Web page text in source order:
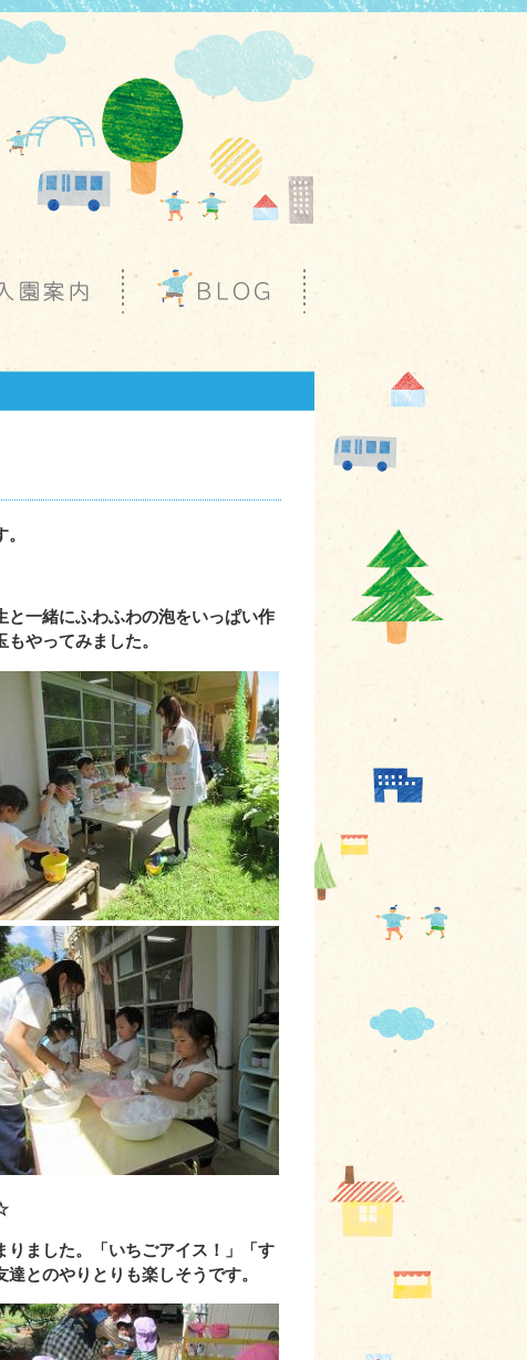
一緒にふわふわの泡をいっぱい作
やってみました。
りました。「いちごアイス！」「す
とのやりとりも楽しそうです。